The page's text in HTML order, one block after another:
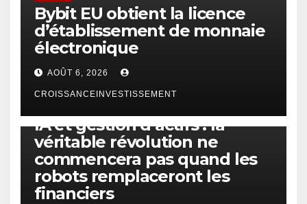
Bybit EU obtient la licence
d’établissement de monnaie
électronique
AOÛT 6, 2026
CROISSANCEINVESTISSEMENT
IA et gestion d’actifs : la
véritable révolution ne
commencera pas quand les
robots remplaceront les
financiers